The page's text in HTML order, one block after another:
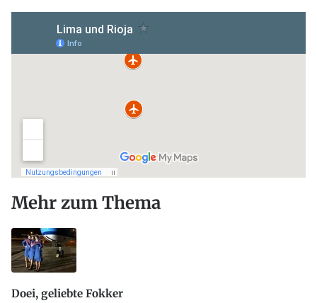
Mehr zum Thema
Doei, geliebte Fokker